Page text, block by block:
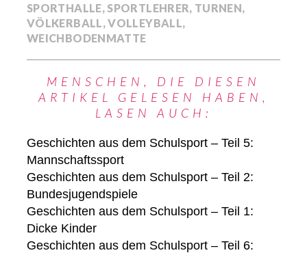
SPORTHALLE, SPORTLEHRER, TURNEN,
VÖLKERBALL,VOLLEYBALL,
WEICHBODENMATTE
MENSCHEN, DIE DIESEN
ARTIKEL GELESEN HABEN,
LASEN AUCH:
Geschichten aus dem Schulsport – Teil 5:
Mannschaftssport
Geschichten aus dem Schulsport – Teil 2:
Bundesjugendspiele
Geschichten aus dem Schulsport – Teil 1:
Dicke Kinder
Geschichten aus dem Schulsport – Teil 6: